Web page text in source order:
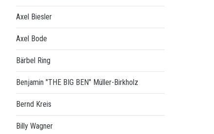
Axel Biesler
Axel Bode
Bärbel Ring
Benjamin "THE BIG BEN" Müller-Birkholz
Bernd Kreis
Billy Wagner